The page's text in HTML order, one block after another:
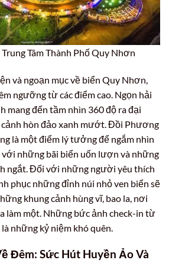
Tâm Thành Phố Quy Nhơn
và ngoạn mục về biển Quy Nhơn,
ngưỡng từ các điểm cao. Ngọn hải
mang đến tầm nhìn 360 độ ra đại
hòn đảo xanh mướt. Đồi Phương
là một điểm lý tưởng để ngắm nhìn
những bãi biển uốn lượn và những
ngắt. Đối với những người yêu thích
phục những đỉnh núi nhỏ ven biển sẽ
khung cảnh hùng vĩ, bao la, nơi
làm một. Những bức ảnh check-in từ
những kỷ niệm khó quên.
Đêm: Sức Hút Huyền Ảo Và